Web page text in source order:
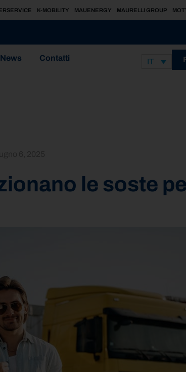
K-MOBILITY MAUENERGY MAURELLI GROUP
News Contatti IT
le soste